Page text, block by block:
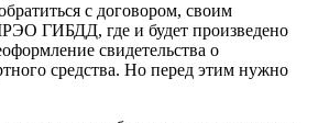
с договором, своим
ГИБДД, где и будет произведено
свидетельства о
средства. Но перед этим нужно